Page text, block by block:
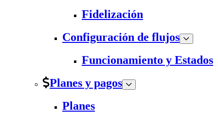
Fidelización
Configuración de flujos
Funcionamiento y Estados
Planes y pagos
Planes